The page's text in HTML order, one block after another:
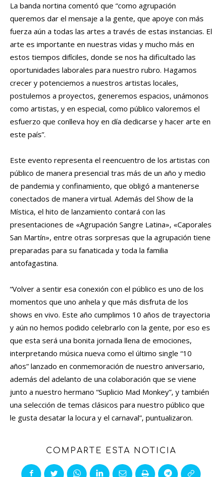
La banda nortina comentó que “como agrupación
queremos dar el mensaje a la gente, que apoye con más
fuerza aún a todas las artes a través de estas instancias. El
arte es importante en nuestras vidas y mucho más en
estos tiempos difíciles, donde se nos ha dificultado las
oportunidades laborales para nuestro rubro. Hagamos
crecer y potenciemos a nuestros artistas locales,
postulemos a proyectos, generemos espacios, unámonos
como artistas, y en especial, como público valoremos el
esfuerzo que conlleva hoy en día dedicarse y hacer arte en
este país”.
Este evento representa el reencuentro de los artistas con
público de manera presencial tras más de un año y medio
de pandemia y confinamiento, que obligó a mantenerse
conectados de manera virtual. Además del Show de la
Mística, el hito de lanzamiento contará con las
presentaciones de «Agrupación Sangre Latina», «Caporales
San Martín», entre otras sorpresas que la agrupación tiene
preparadas para su fanaticada y toda la familia
antofagastina.
“Volver a sentir esa conexión con el público es uno de los
momentos que uno anhela y que más disfruta de los
shows en vivo. Este año cumplimos 10 años de trayectoria
y aún no hemos podido celebrarlo con la gente, por eso es
que esta será una bonita jornada llena de emociones,
interpretando música nueva como el último single “10
años” lanzado en conmemoración de nuestro aniversario,
además del adelanto de una colaboración que se viene
junto a nuestro hermano “Suplicio Mad Monkey”, y también
una selección de temas clásicos para nuestro público que
le gusta desatar la locura y el carnaval”, puntualizaron.
COMPARTE ESTA NOTICIA